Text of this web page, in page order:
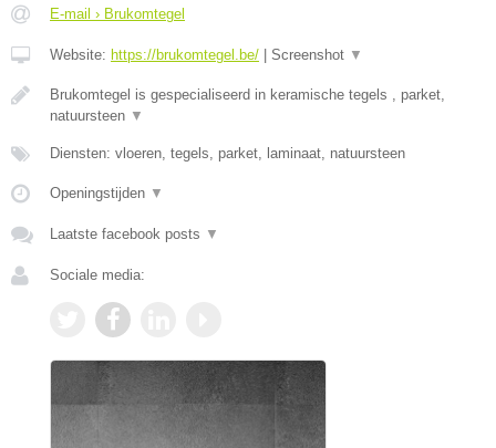
E-mail › Brukomtegel
Website: https://brukomtegel.be/ Screenshot ▼
Brukomtegel is gespecialiseerd in keramische tegels , parket,
natuursteen ▼
Diensten: vloeren, tegels, parket, laminaat, natuursteen
Openingstijden ▼
Laatste facebook posts ▼
Sociale media: